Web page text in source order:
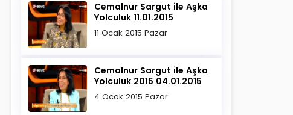
Cemalnur Sargut ile Aşka
Yolculuk 11.01.2015
11 Ocak 2015 Pazar
Cemalnur Sargut ile Aşka
Yolculuk 2015 04.01.2015
4 Ocak 2015 Pazar